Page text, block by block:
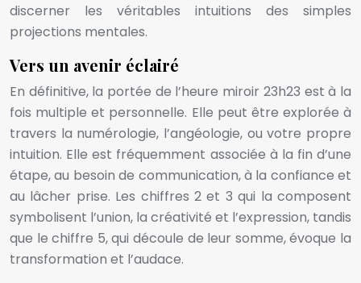
discerner les véritables intuitions des simples
projections mentales.
Vers un avenir éclairé
En définitive, la portée de l’heure miroir 23h23 est à la
fois multiple et personnelle. Elle peut être explorée à
travers la numérologie, l’angéologie, ou votre propre
intuition. Elle est fréquemment associée à la fin d’une
étape, au besoin de communication, à la confiance et
au lâcher prise. Les chiffres 2 et 3 qui la composent
symbolisent l’union, la créativité et l’expression, tandis
que le chiffre 5, qui découle de leur somme, évoque la
transformation et l’audace.